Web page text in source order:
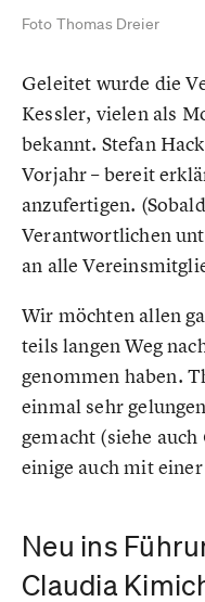
Foto Thomas Dreier
Geleitet wurde die
Kessler, vielen als
bekannt. Stefan
Vorjahr – bereit
anzufertigen.
Verantwortlichen
an alle
Wir möchten allen
teils langen Weg
genommen haben.
einmal sehr
gemacht (siehe
einige auch mit
Neu ins
Claudia